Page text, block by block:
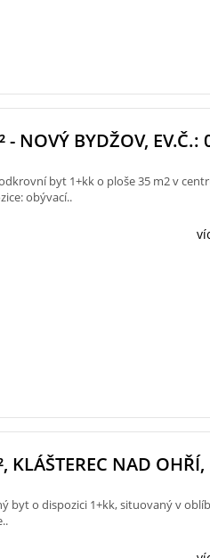
- NOVÝ BYDŽOV, EV.Č.:
byt 1+kk o ploše 35 m2 v
obývací..
, KLÁŠTEREC NAD
o dispozici 1+kk, situovaný v